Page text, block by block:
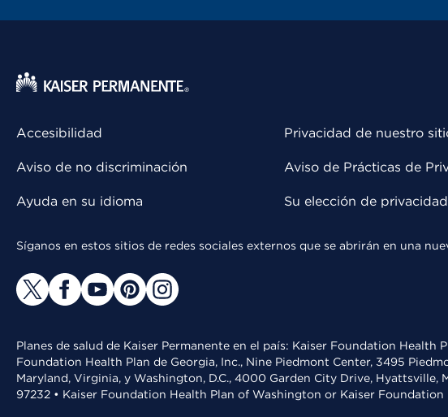
Accesibilidad
Aviso de no discriminación
Ayuda en su idioma
Privacidad de nuestro
Aviso de Prácticas de
Su elección de privacidad
Síganos en estos sitios de redes sociales externos que se abrirán en una
Planes de salud de Kaiser Permanente en el país: Kaiser Foundation
Foundation Health Plan de Georgia, Inc., Nine Piedmont Center, 3495
Maryland, Virginia, y Washington, D.C., 4000 Garden City Drive,
97232 • Kaiser Foundation Health Plan of Washington or Kaiser